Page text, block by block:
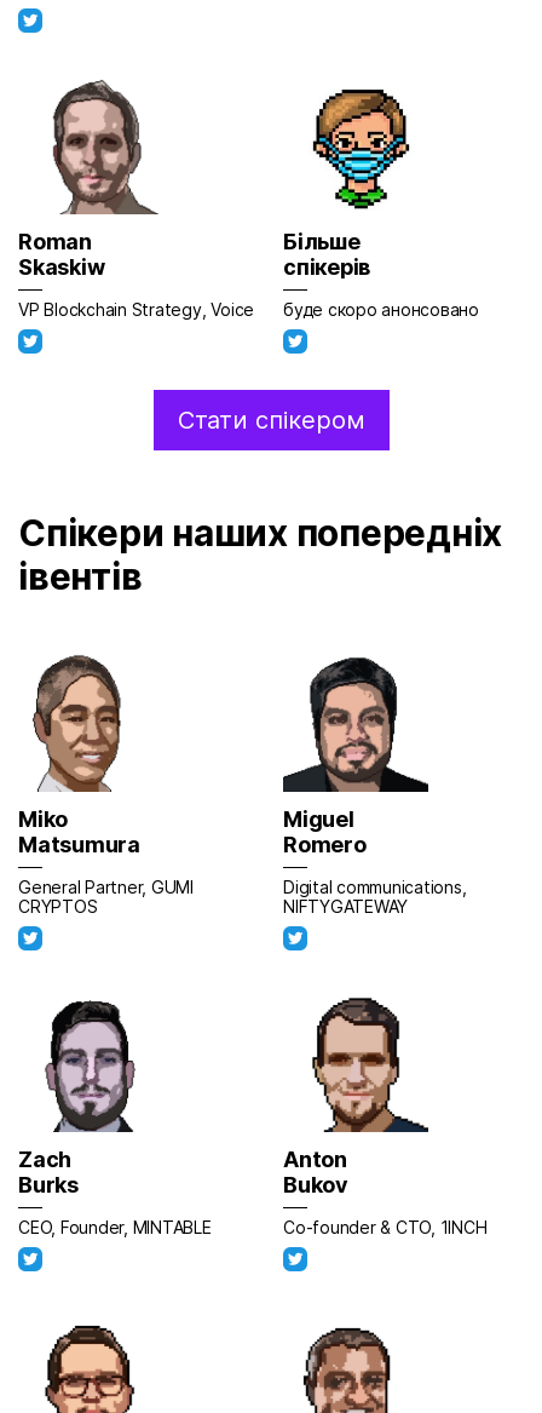
Roman
Skaskiw
VP Blockchain Strategy, Voice
Більше
спікерів
буде скоро анонсовано
Стати спікером
Спікери наших попередніх
івентів
Miko
Matsumura
General Partner, GUMI
CRYPTOS
Miguel
Romero
Digital communications,
NIFTYGATEWAY
Zach
Burks
CEO, Founder, MINTABLE
Anton
Bukov
Co-founder & CTO, 1INCH